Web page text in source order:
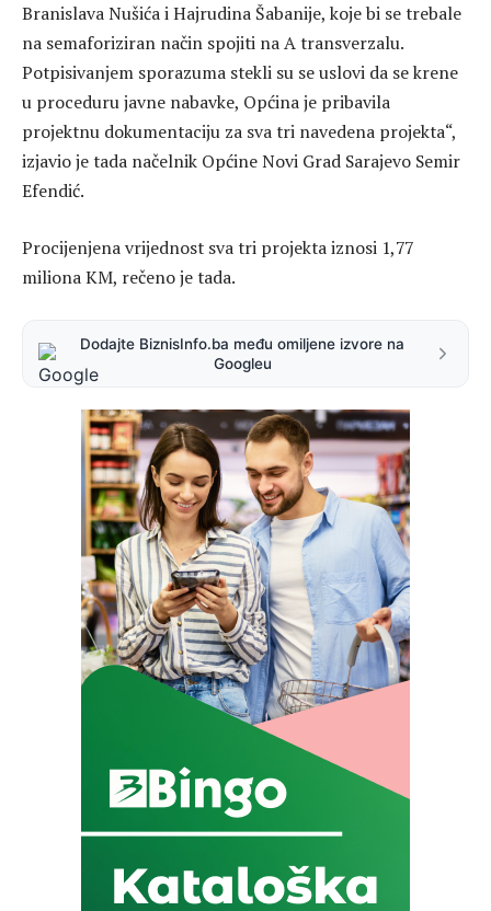
Branislava Nušića i Hajrudina Šabanije, koje bi se trebale
na semaforiziran način spojiti na A transverzalu.
Potpisivanjem sporazuma stekli su se uslovi da se krene
u proceduru javne nabavke, Općina je pribavila
projektnu dokumentaciju za sva tri navedena projekta“,
izjavio je tada načelnik Općine Novi Grad Sarajevo Semir
Efendić.
Procijenjena vrijednost sva tri projekta iznosi 1,77
miliona KM, rečeno je tada.
Dodajte BiznisInfo.ba među omiljene izvore na
Googleu